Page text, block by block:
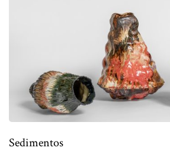
Sedimentos